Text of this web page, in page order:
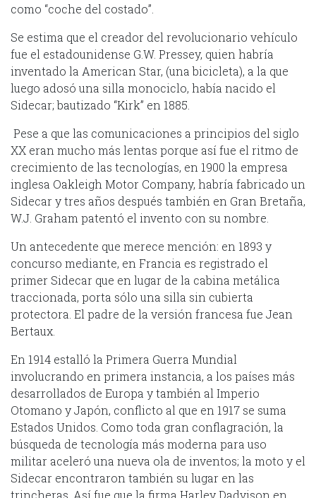
como “coche del costado”.
Se estima que el creador del revolucionario vehículo
fue el estadounidense G.W. Pressey, quien habría
inventado la American Star, (una bicicleta), a la que
luego adosó una silla monociclo, había nacido el
Sidecar; bautizado “Kirk” en 1885.
Pese a que las comunicaciones a principios del siglo
XX eran mucho más lentas porque así fue el ritmo de
crecimiento de las tecnologías, en 1900 la empresa
inglesa Oakleigh Motor Company, habría fabricado un
Sidecar y tres años después también en Gran Bretaña,
W.J. Graham patentó el invento con su nombre.
Un antecedente que merece mención: en 1893 y
concurso mediante, en Francia es registrado el
primer Sidecar que en lugar de la cabina metálica
traccionada, porta sólo una silla sin cubierta
protectora. El padre de la versión francesa fue Jean
Bertaux.
En 1914 estalló la Primera Guerra Mundial
involucrando en primera instancia, a los países más
desarrollados de Europa y también al Imperio
Otomano y Japón, conflicto al que en 1917 se suma
Estados Unidos. Como toda gran conflagración, la
búsqueda de tecnología más moderna para uso
militar aceleró una nueva ola de inventos; la moto y el
Sidecar encontraron también su lugar en las
trincheras. Así fue que la firma Harley Dadvison en